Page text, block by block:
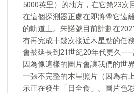
5000英里）的地方，在它第23次
在這個探測器正處在即將帶它遠
的軌道上。朱諾號目前計劃在
有再完成十幾次接近木星點的任
會被延長到21世紀20年代更久——
因為像這樣的圖片會讓我們的世界
一張不完整的木星照片（因為右
示正在發生「日全食」。圖片色